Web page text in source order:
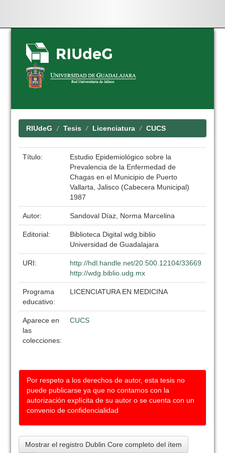
Skip
navigation
RIUdeG Tesis Licenciatura CUCS
Título:
Estudio Epidemiológico sobre la
Prevalencia de la Enfermedad de
Chagas en el Municipio de Puerto
Vallarta, Jalisco (Cabecera Municipal)
1987
Autor: Sandoval Díaz, Norma Marcelina
Editorial:
Biblioteca Digital wdg.biblio
Universidad de Guadalajara
URI:
http://hdl.handle.net/20.500.12104/33669
http://wdg.biblio.udg.mx
Programa
educativo:
LICENCIATURA EN MEDICINA
Aparece en
las
colecciones:
CUCS
Por respeto a los derechos de autor, esta tesis no
puede publicarse ya que no contamos con la
autorización explícita de su autor o se cuenta con un
convenio de confidencialidad
Mostrar el registro Dublin Core completo del ítem